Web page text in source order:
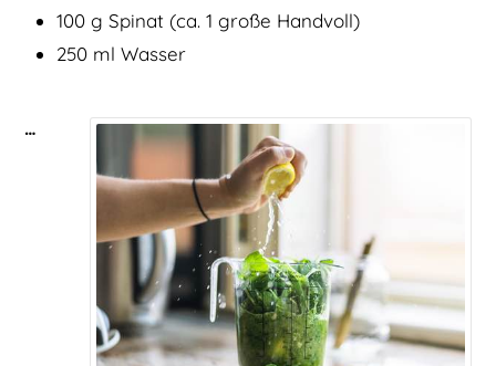
100 g Spinat (ca. 1 große Handvoll)
250 ml Wasser
…